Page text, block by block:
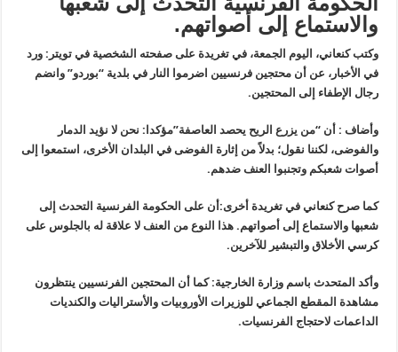
والاستماع إلى أصواتهم.
وكتب كنعاني، اليوم الجمعة، في تغريدة على صفحته الشخصية في تويتر: ورد
في الأخبار، عن أن محتجين فرنسيين اضرموا النار في بلدية “بوردو” وانضم
رجال الإطفاء إلى المحتجين.
وأضاف : أن “من يزرع الريح يحصد العاصفة”مؤكدا: نحن لا نؤيد الدمار
والفوضى، لكننا نقول؛ بدلاً من إثارة الفوضى في البلدان الأخرى، استمعوا إلى
أصوات شعبكم وتجنبوا العنف ضدهم.
كما صرح كنعاني في تغريدة أخرى:أن على الحكومة الفرنسية التحدث إلى
شعبها والاستماع إلى أصواتهم. هذا النوع من العنف لا علاقة له بالجلوس على
كرسي الأخلاق والتبشير للآخرين.
وأكد المتحدث باسم وزارة الخارجية: كما أن المحتجين الفرنسيين ينتظرون
مشاهدة المقطع الجماعي للوزيرات الأوروبيات والأستراليات والكنديات
الداعمات لاحتجاج الفرنسيات.